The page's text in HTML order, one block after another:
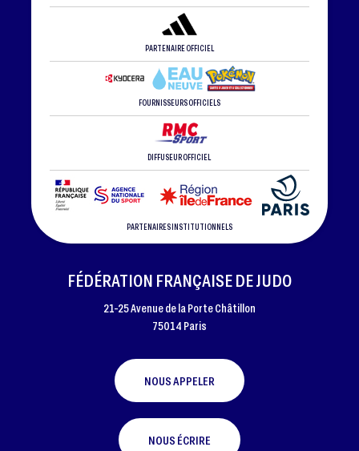
PARTENAIRE OFFICIEL
FOURNISSEURS OFFICIELS
DIFFUSEUR OFFICIEL
PARTENAIRES INSTITUTIONNELS
FÉDÉRATION FRANÇAISE DE JUDO
21-25 Avenue de la Porte Châtillon
75014 Paris
NOUS APPELER
NOUS ÉCRIRE